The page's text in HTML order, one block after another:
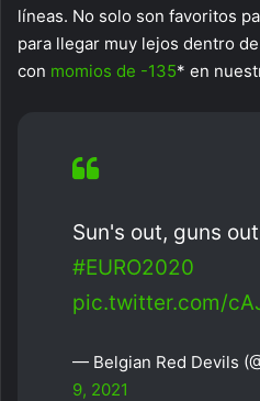
líneas. No solo son favoritos
para llegar muy lejos dentro
con momios de -135* en
Sun's out, guns
#EURO2020
pic.twitter.com/
— Belgian Red Devils
9, 2021